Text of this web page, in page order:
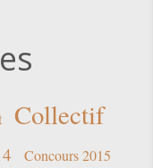
Collectif
Concours 2015